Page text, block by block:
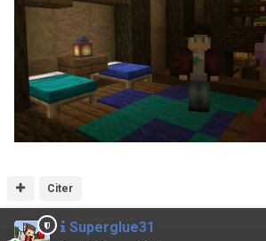
Citer
Superglue31